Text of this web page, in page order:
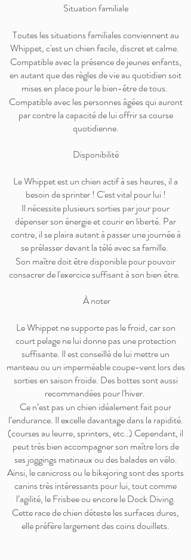
Situation familiale
Toutes les situations familiales conviennent au
Whippet, c'est un chien facile, discret et calme.
Compatible avec la présence de jeunes enfants,
en autant que des règles de vie au quotidien soit
mises en place pour le bien-être de tous.
Compatible avec les personnes âgées qui auront
par contre la capacité de lui offrir sa course
quotidienne.
Disponibilité
Le Whippet est un chien actif à ses heures, il a
besoin de sprinter ! C'est vital pour lui !
Il nécessite plusieurs sorties par jour pour
dépenser son énergie et courir en liberté. Par
contre, il se plaira autant à passer une journée à
se prélasser devant la télé avec sa famille.
Son maître doit être disponible pour pouvoir
consacrer de l'exercice suffisant à son bien être. ​
​À noter
Le Whippet ne supporte pas le froid, car son
court pelage ne lui donne pas une protection
suffisante. Il est conseillé de lui mettre un
manteau ou un imperméable coupe-vent lors des
sorties en saison froide. Des bottes sont aussi
recommandées pour l'hiver.
Ce n’est pas un chien idéalement fait pour
l’endurance. Il excelle davantage dans la rapidité.
(courses au leurre, sprinters, etc..) Cependant, il
peut très bien accompagner son maître lors de
ses joggings matinaux ou des balades en vélo.
Ainsi, le canicross ou le bikejoring sont des sports
canins très intéressants pour lui, tout comme
l’agilité, le Frisbee ou encore le Dock Diving.
Cette race de chien déteste les surfaces dures,
elle préfère largement des coins douillets.